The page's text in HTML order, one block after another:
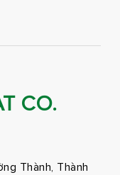
CO.
Thành, Thành